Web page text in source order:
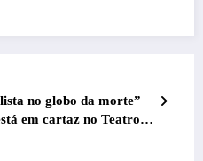
no globo da morte”
em cartaz no Teatro